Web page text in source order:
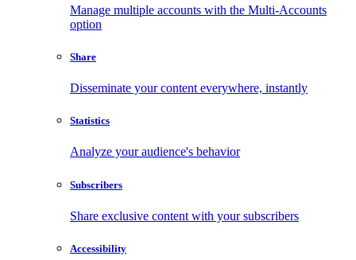
Manage multiple accounts with the Multi-Accounts
option
Share
Disseminate your content everywhere, instantly
Statistics
Analyze your audience's behavior
Subscribers
Share exclusive content with your subscribers
Accessibility